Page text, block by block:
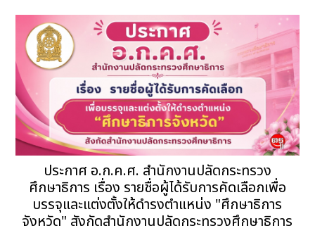
ประกาศ อ.ก.ค.ศ. สำนักงานปลัดกระทรวง
ศึกษาธิการ เรื่อง รายชื่อผู้ได้รับการคัดเลือกเพื่อ
บรรจุและแต่งตั้งให้ดำรงตำแหน่ง "ศึกษาธิการ
จังหวัด" สังกัดสำนักงานปลัดกระทรวงศึกษาธิการ